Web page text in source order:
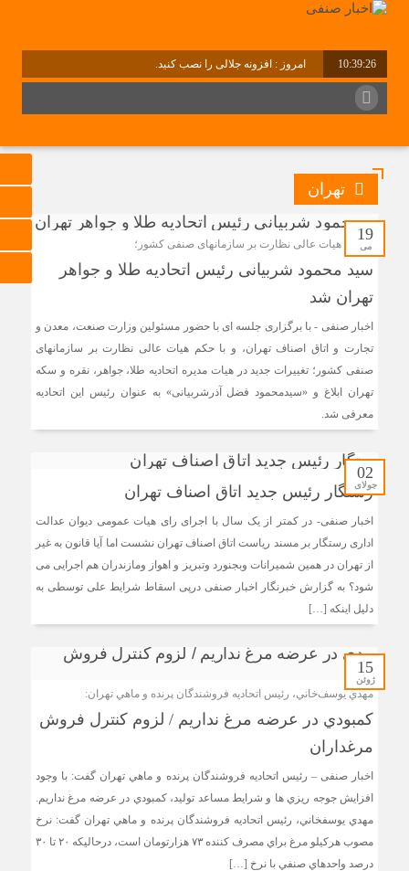
10:39:26 امروز : افزونه جلالی را نصب کنید.
تهران
19
می
با حکم هیات عالی نظارت بر سازمانهای صنفی کشور؛
سید محمود شربیانی رئیس اتحادیه طلا و جواهر
تهران شد
اخبار صنفی - با برگزاری جلسه ای با حضور مسئولین وزارت صنعت، معدن و
تجارت و اتاق اصناف تهران، و با حکم هیات عالی نظارت بر سازمانهای
صنفی کشور؛ تغییرات جدید در هیات مدیره اتحادیه طلا، جواهر، نقره و سکه
تهران ابلاغ و «سیدمحمود فضل آذرشربیانی» به عنوان رئیس این اتحادیه
معرفی شد.
02
جولای
رستگار رئیس جدید اتاق اصناف تهران
اخبار صنفی- در کمتر از یک سال با اجرای رای هیات عمومی دیوان عدالت
اداری رستگار بر مسند ریاست اتاق اصناف تهران نشست اما آیا قانون به غیر
از تهران در همین شمیرانات وبجنورد وتبریز و اهواز ومازندران هم اجرایی می
شود؟ به گزارش خبرنگار اخبار صنفی درپی اسقاط شرایط علی توسطی به
دلیل اینکه […]
15
ژوئن
مهدي يوسف‌خاني، رئيس اتحاديه فروشندگان پرنده و ماهي تهران:
کمبودي در عرضه مرغ نداريم / لزوم کنترل فروش
مرغداران
اخبار صنفی – رئيس اتحاديه فروشندگان پرنده و ماهي تهران گفت: با وجود
افزايش جوجه ريزي ها و شرايط مساعد توليد، کمبودي در عرضه مرغ نداريم.
مهدي يوسف‎خاني، رئيس اتحاديه فروشندگان پرنده و ماهي تهران گفت: نرخ
مصوب هرکيلو مرغ براي مصرف کننده ۷۳ هزارتومان است، درحاليکه ۲۰ تا ۳۰
درصد واحدهاي صنفي با نرخ […]